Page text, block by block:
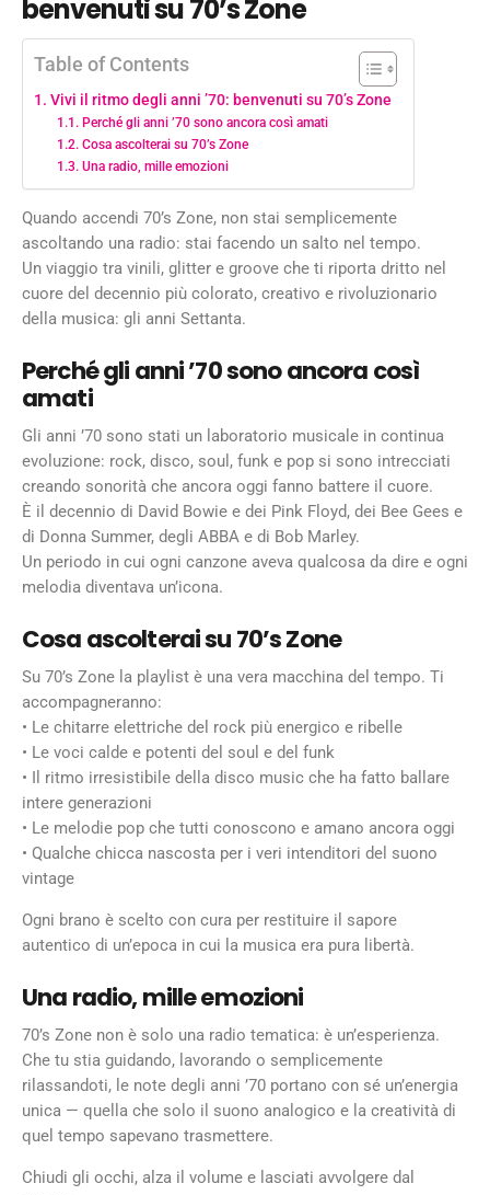
benvenuti su 70’s Zone
Table of Contents
Vivi il ritmo degli anni ’70: benvenuti su 70’s Zone
Perché gli anni ’70 sono ancora così amati
Cosa ascolterai su 70’s Zone
Una radio, mille emozioni
Quando accendi 70’s Zone, non stai semplicemente
ascoltando una radio: stai facendo un salto nel tempo.
Un viaggio tra vinili, glitter e groove che ti riporta dritto nel
cuore del decennio più colorato, creativo e rivoluzionario
della musica: gli anni Settanta.
Perché gli anni ’70 sono ancora così
amati
Gli anni ’70 sono stati un laboratorio musicale in continua
evoluzione: rock, disco, soul, funk e pop si sono intrecciati
creando sonorità che ancora oggi fanno battere il cuore.
È il decennio di David Bowie e dei Pink Floyd, dei Bee Gees e
di Donna Summer, degli ABBA e di Bob Marley.
Un periodo in cui ogni canzone aveva qualcosa da dire e ogni
melodia diventava un’icona.
Cosa ascolterai su 70’s Zone
Su 70’s Zone la playlist è una vera macchina del tempo. Ti
accompagneranno:
• Le chitarre elettriche del rock più energico e ribelle
• Le voci calde e potenti del soul e del funk
• Il ritmo irresistibile della disco music che ha fatto ballare
intere generazioni
• Le melodie pop che tutti conoscono e amano ancora oggi
• Qualche chicca nascosta per i veri intenditori del suono
vintage
Ogni brano è scelto con cura per restituire il sapore
autentico di un’epoca in cui la musica era pura libertà.
Una radio, mille emozioni
70’s Zone non è solo una radio tematica: è un’esperienza.
Che tu stia guidando, lavorando o semplicemente
rilassandoti, le note degli anni ’70 portano con sé un’energia
unica — quella che solo il suono analogico e la creatività di
quel tempo sapevano trasmettere.
Chiudi gli occhi, alza il volume e lasciati avvolgere dal